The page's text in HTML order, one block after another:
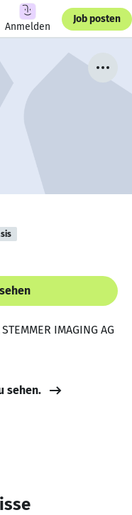
Anmelden
Job posten
IMAGING AG
sehen.